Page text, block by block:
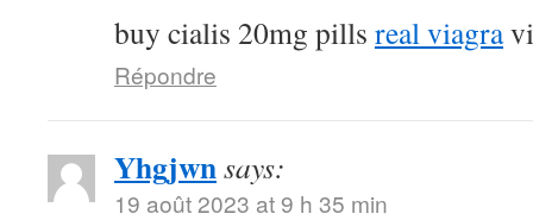
buy cialis 20mg pills real viagra
Répondre
Yhgjwnsays:
19 août 2023 at 9 h 35 min